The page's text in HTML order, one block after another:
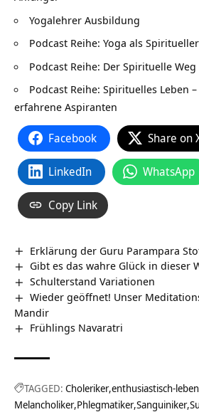
Yogalehrer Ausbildung
Podcast Reihe: Yoga als
Podcast Reihe: Der Spirituelle Weg
Podcast Reihe: Spirituelles Leben
erfahrene Aspiranten
Facebook Share on
LinkedIn WhatsApp
Copy Link
Erklärung der Guru Parampara
Gibt es das wahre Glück in dieser
Schulterstand Variationen
Wieder geöffnet! Unser
Mandir
Frühlings Navaratri
TAGGED: Choleriker enthusiastisch-
Melancholiker Phlegmatiker Sanguiniker